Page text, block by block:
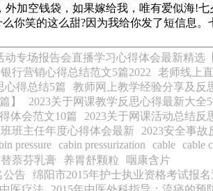
加空钱袋，如果嫁给我，唯有爱似海!七
你笑的这么甜?因为我给你发了短信息。
动专场报告会直播学习心得体会最新精选
银行营销心得总结范文5篇2022
老师线上
心得总结5篇 教师网上教学经验分享及反
】 2023关于网课教学反思心得最新大全
体会范文10篇 2023关于网课活动总结反
班主任年度心得体会最新 2023安全事故
pressure cabin pressurization cable cable
萘芬乳膏 养胃舒颗粒
咽康含片
公告
绵阳市2015年护士执业资格考试报名